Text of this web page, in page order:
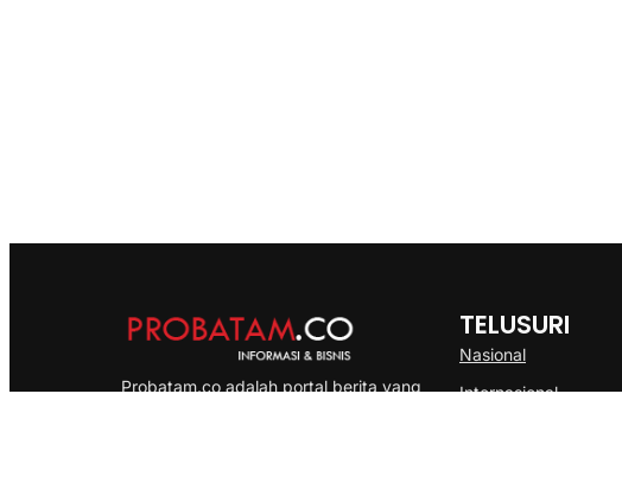
Probatam.co adalah portal berita yang
TELUSURI
Nasional
Internasional